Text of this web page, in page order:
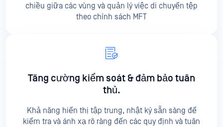
chiều giữa các vùng và quản lý việc di chuyển tệp
theo chính sách MFT
Tăng cường kiểm soát & đảm bảo tuân
thủ.
Khả năng hiển thị tập trung, nhật ký sẵn sàng để
kiểm tra và ánh xạ rõ ràng đến các quy định và tuân